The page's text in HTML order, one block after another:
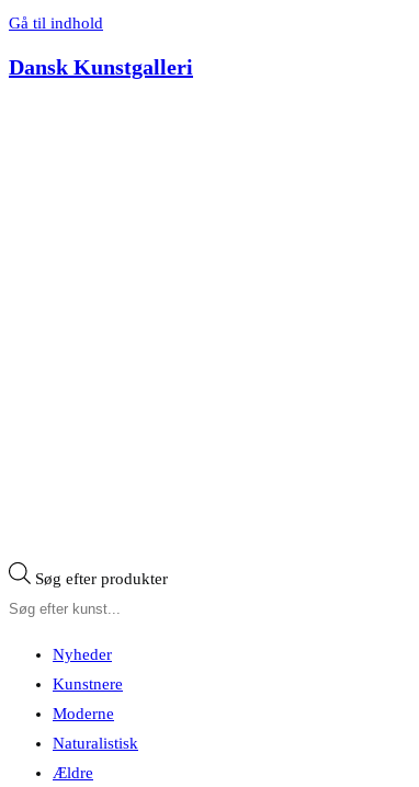
Gå til indhold
Dansk Kunstgalleri
Søg efter produkter
Nyheder
Kunstnere
Moderne
Naturalistisk
Ældre